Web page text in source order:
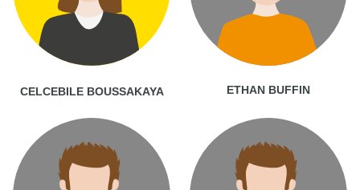
CELCEBILE BOUSSAKAYA ETHAN BUFFIN